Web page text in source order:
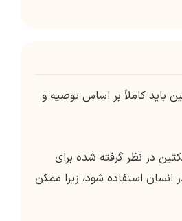
باید کاملاً بر اساس توصیه و
در نظر گرفته شده برای
انسان استفاده شود، زیرا ممکن